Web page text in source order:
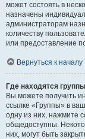
может состоять в
назначены
администраторам
количеству
или предоставление
Вернуться к началу
Где находятся
Вы можете получить
ссылке «Группы» в
одну из них, нажмите
общедоступны.
них, могут быть